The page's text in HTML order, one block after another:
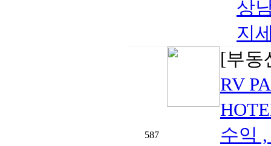
상
지
587
[부
RV
수익